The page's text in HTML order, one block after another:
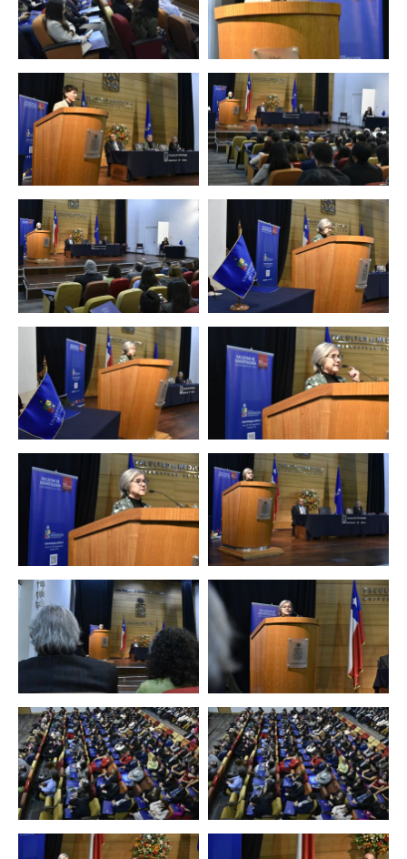
Zoom
Zoom Zoom
Zoom
Zoom Zoom
Zoom Zoom
Zoom Zoom
Zoom Zoom